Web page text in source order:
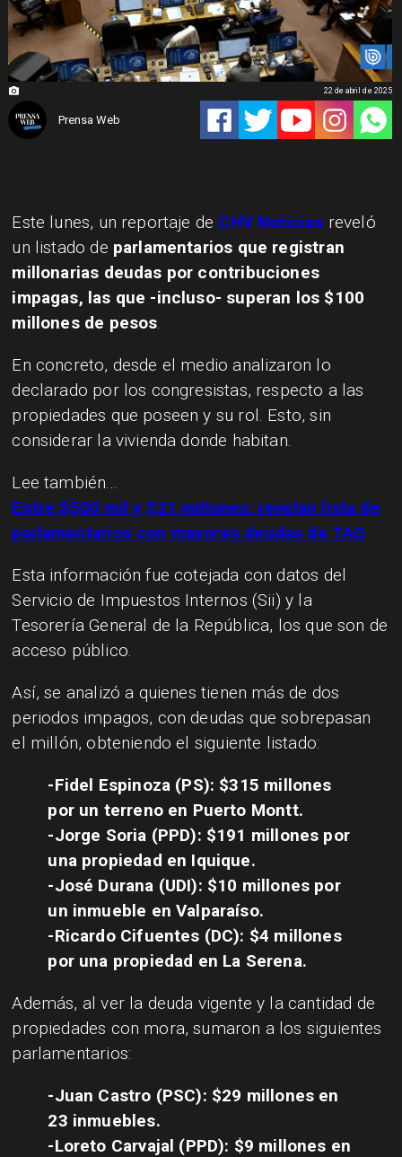
Prensa Web
22 de abril de 2025
Este lunes, un reportaje de CHV Noticias reveló
un listado de parlamentarios que registran
millonarias deudas por contribuciones
impagas, las que -incluso- superan los $100
millones de pesos.
En concreto, desde el medio analizaron lo
declarado por los congresistas, respecto a las
propiedades que poseen y su rol. Esto, sin
considerar la vivienda donde habitan.
Lee también...
Entre $500 mil y $21 millones: revelan lista de
parlamentarios con mayores deudas de TAG
Esta información fue cotejada con datos del
Servicio de Impuestos Internos (Sii) y la
Tesorería General de la República, los que son de
acceso público.
Así, se analizó a quienes tienen más de dos
periodos impagos, con deudas que sobrepasan
el millón, obteniendo el siguiente listado:
-Fidel Espinoza (PS): $315 millones
por un terreno en Puerto Montt.
-Jorge Soria (PPD): $191 millones por
una propiedad en Iquique.
-José Durana (UDI): $10 millones por
un inmueble en Valparaíso.
-Ricardo Cifuentes (DC): $4 millones
por una propiedad en La Serena.
Además, al ver la deuda vigente y la cantidad de
propiedades con mora, sumaron a los siguientes
parlamentarios:
-Juan Castro (PSC): $29 millones en
23 inmuebles.
-Loreto Carvajal (PPD): $9 millones en